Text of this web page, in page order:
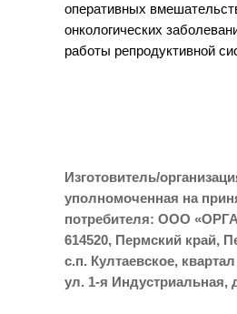
оперативных
онкологических
работы репродуктивной
Изготовитель/
уполномоченная на
потребителя: ООО
614520, Пермский край,
с.п. Култаевское,
ул. 1-я Индустриальная,